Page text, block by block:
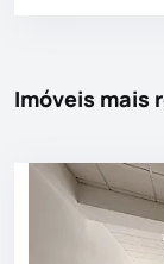
Imóveis mais